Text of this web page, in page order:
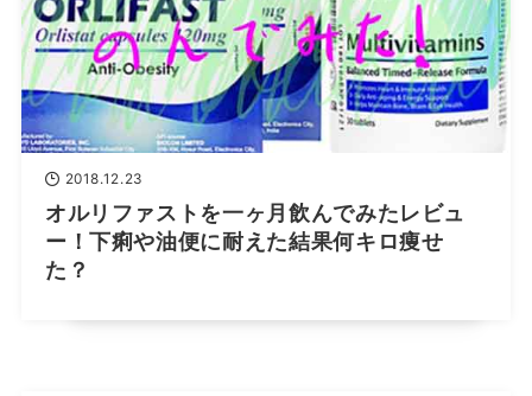
2018.12.23
オルリファストを一ヶ月飲んでみたレビュ
ー！下痢や油便に耐えた結果何キロ痩せ
た？